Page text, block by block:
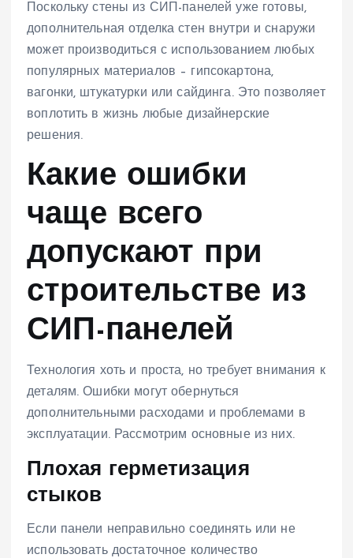
Поскольку стены из СИП-панелей уже готовы,
дополнительная отделка стен внутри и снаружи
может производиться с использованием любых
популярных материалов – гипсокартона,
вагонки, штукатурки или сайдинга. Это позволяет
воплотить в жизнь любые дизайнерские
решения.
Какие ошибки
чаще всего
допускают при
строительстве из
СИП-панелей
Технология хоть и проста, но требует внимания к
деталям. Ошибки могут обернуться
дополнительными расходами и проблемами в
эксплуатации. Рассмотрим основные из них.
Плохая герметизация
стыков
Если панели неправильно соединять или не
использовать достаточное количество